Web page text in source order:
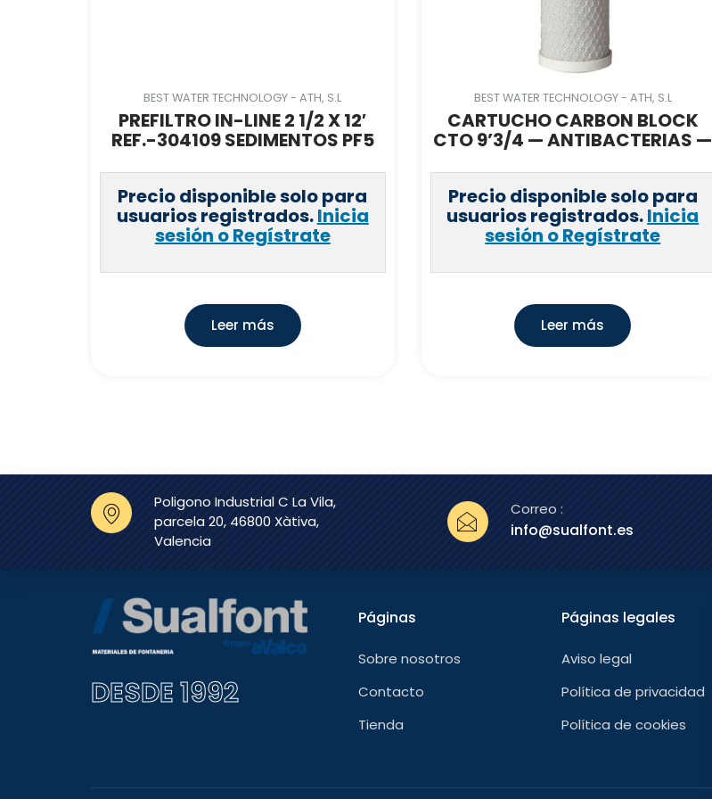
BEST WATER TECHNOLOGY - ATH, S.L
PREFILTRO IN-LINE 2 1/2 X 12′
REF.-304109 SEDIMENTOS PF5
Precio disponible solo para
usuarios registrados.Inicia
sesión o Regístrate
Leer más
BEST WATER TECHNOLOGY - ATH, S.L
CARTUCHO CARBON BLOCK
CTO 9’3/4 — ANTIBACTERIAS —
Precio disponible solo para
usuarios registrados.Inicia
sesión o Regístrate
Leer más
Poligono Industrial C La Vila,
parcela 20, 46800 Xàtiva,
Valencia
Correo :
info@sualfont.es
DESDE 1992
Páginas
Sobre nosotros
Contacto
Tienda
Páginas legales
Aviso legal
Política de privacidad
Política de cookies